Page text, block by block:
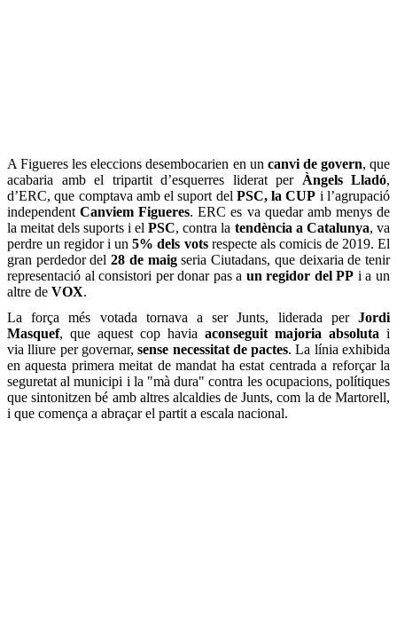
A Figueres les eleccions desembocarien en un canvi de govern, que
acabaria amb el tripartit d’esquerres liderat per Àngels Lladó,
d’ERC, que comptava amb el suport del PSC, la CUP i l’agrupació
independentCanviem Figueres. ERC es va quedar amb menys de
la meitat dels suports i el PSC, contra la tendència a Catalunya, va
perdre un regidor i un5% dels votsrespecte als comicis de 2019. El
gran perdedor del28 de maigseria Ciutadans, que deixaria de tenir
representació al consistori per donar pas a un regidor del PP i a un
altre de VOX.
La força més votada tornava a ser Junts, liderada per Jordi
Masquef, que aquest cop havia aconseguit majoria absoluta i
via lliure per governar,sense necessitat de pactes. La línia exhibida
en aquesta primera meitat de mandat ha estat centrada a reforçar la
seguretat al municipi i la "mà dura" contra les ocupacions, polítiques
que sintonitzen bé amb altres alcaldies de Junts, com la de Martorell,
i que comença a abraçar el partit a escala nacional.